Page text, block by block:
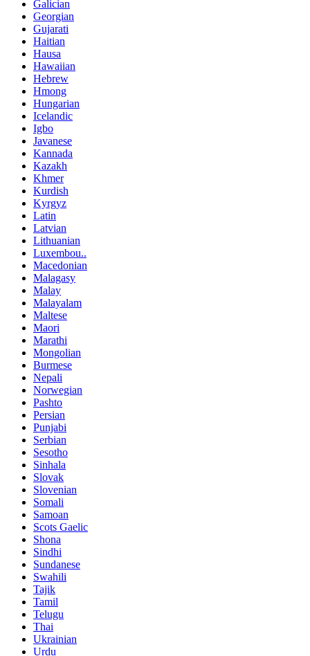
Galician
Georgian
Gujarati
Haitian
Hausa
Hawaiian
Hebrew
Hmong
Hungarian
Icelandic
Igbo
Javanese
Kannada
Kazakh
Khmer
Kurdish
Kyrgyz
Latin
Latvian
Lithuanian
Luxembou..
Macedonian
Malagasy
Malay
Malayalam
Maltese
Maori
Marathi
Mongolian
Burmese
Nepali
Norwegian
Pashto
Persian
Punjabi
Serbian
Sesotho
Sinhala
Slovak
Slovenian
Somali
Samoan
Scots Gaelic
Shona
Sindhi
Sundanese
Swahili
Tajik
Tamil
Telugu
Thai
Ukrainian
Urdu